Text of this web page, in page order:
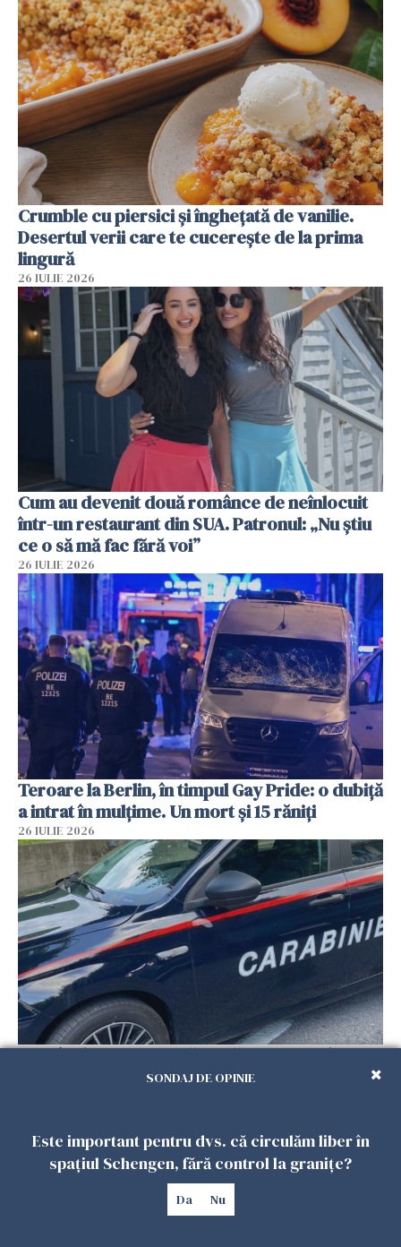
Crumble cu piersici și înghețată de vanilie.
Desertul verii care te cucerește de la prima
lingură
26 IULIE 2026
Cum au devenit două românce de neînlocuit
într-un restaurant din SUA. Patronul: „Nu știu
ce o să mă fac fără voi”
26 IULIE 2026
Teroare la Berlin, în timpul Gay Pride: o dubiță
a intrat în mulțime. Un mort și 15 răniți
26 IULIE 2026
Român, în stare critică după ce a intrat într-o
casă din Italia. Proprietarul spune că s-a
SONDAJ DE OPINIE
Este important pentru dvs. că circulăm liber în
spațiul Schengen, fără control la granițe?
Da Nu